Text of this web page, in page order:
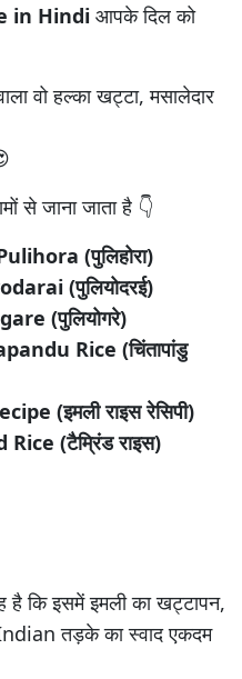
in Hindi आपके दिल को
वो हल्का खट्टा, मसालेदार
से जाना जाता है 👇
(पुलिहोरा)
(पुलियोदरई)
(पुलियोगरे)
Rice (चिंतापांडु
(इमली राइस रेसिपी)
(टैम्रिंड राइस)
कि इसमें इमली का खट्टापन,
तड़के का स्वाद एकदम